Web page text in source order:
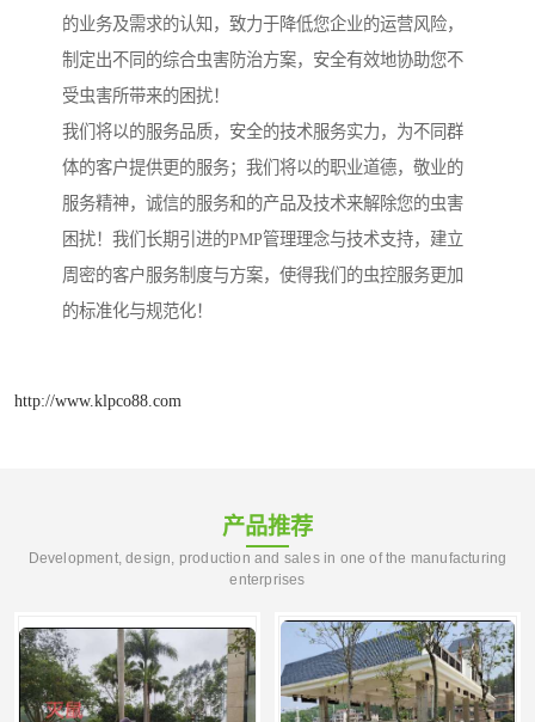
的业务及需求的认知，致力于降低您企业的运营风险，
制定出不同的综合虫害防治方案，安全有效地协助您不
受虫害所带来的困扰！
我们将以的服务品质，安全的技术服务实力，为不同群
体的客户提供更的服务；我们将以的职业道德，敬业的
服务精神，诚信的服务和的产品及技术来解除您的虫害
困扰！我们长期引进的PMP管理理念与技术支持，建立
周密的客户服务制度与方案，使得我们的虫控服务更加
的标准化与规范化！
http://www.klpco88.com
产品推荐
Development, design, production and sales in one of the manufacturing
enterprises